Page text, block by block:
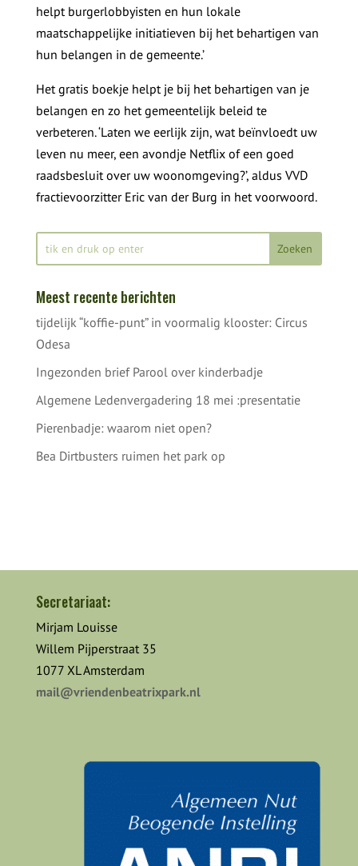
helpt burgerlobbyisten en hun lokale
maatschappelijke initiatieven bij het behartigen van
hun belangen in de gemeente.’
Het gratis boekje helpt je bij het behartigen van je
belangen en zo het gemeentelijk beleid te
verbeteren. ‘Laten we eerlijk zijn, wat beïnvloedt uw
leven nu meer, een avondje Netflix of een goed
raadsbesluit over uw woonomgeving?’, aldus VVD
fractievoorzitter Eric van der Burg in het voorwoord.
Meest recente berichten
tijdelijk “koffie-punt” in voormalig klooster: Circus
Odesa
Ingezonden brief Parool over kinderbadje
Algemene Ledenvergadering 18 mei :presentatie
Pierenbadje: waarom niet open?
Bea Dirtbusters ruimen het park op
Secretariaat:
Mirjam Louisse
Willem Pijperstraat 35
1077 XL Amsterdam
mail@vriendenbeatrixpark.nl